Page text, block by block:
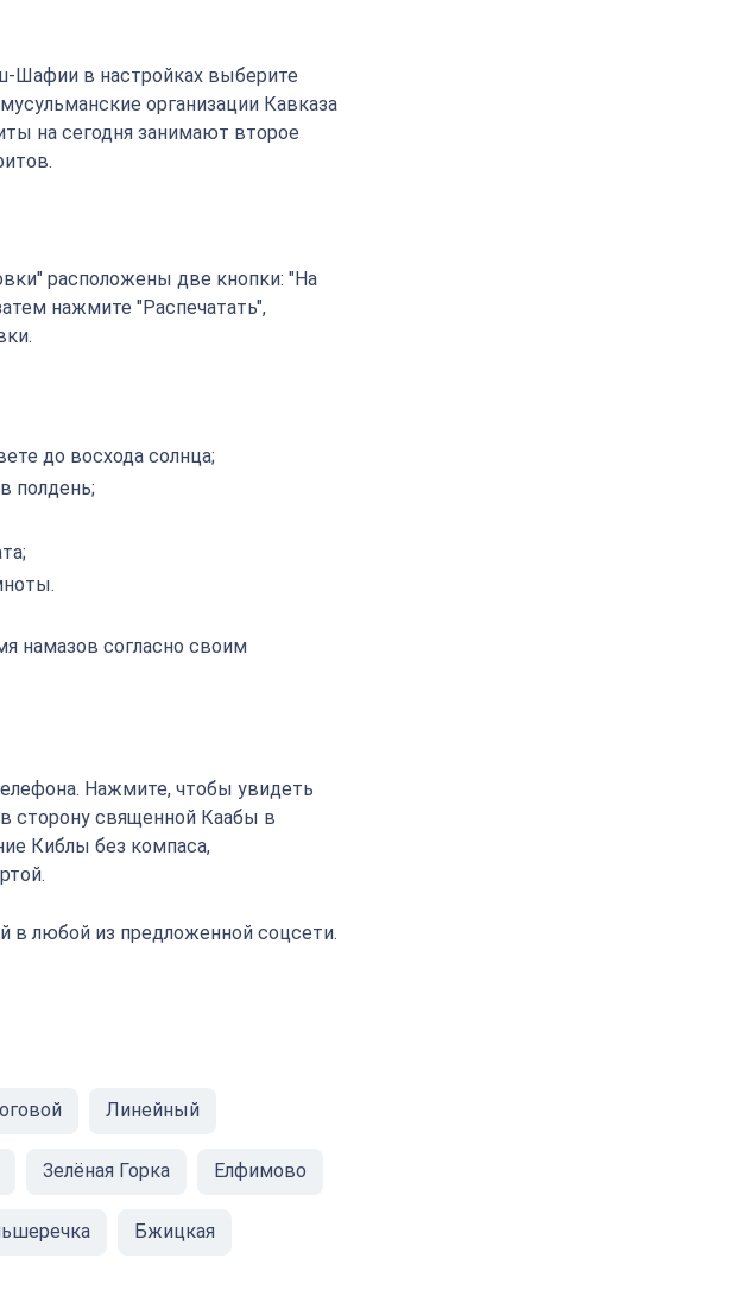
Шафии в настройках выберите
организации Кавказа
на сегодня занимают второе
расположены две кнопки: "На
нажмите "Распечатать",
до восхода солнца;
полдень;
намазов согласно своим
Нажмите, чтобы увидеть
сторону священной Каабы в
Киблы без компаса,
в любой из предложенной соцсети.
Линейный
Зелёная Горка Елфимово
Бжицкая